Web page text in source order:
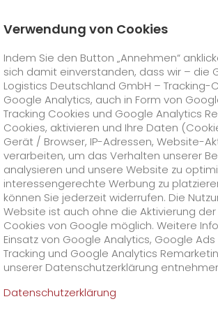
GO! Courier
GO! City
GO!Direct
GO!Same Day
GO! Touren
GO!On-Board-Courier
GO!Air Charter
GO! Express
GO!Overnight
Preise
Treibstoffzuschlag Overnight
>
GO!Worldwide
Treibstoffzuschlag Worldwide
>
GO! Solutions
Branchenlösungen
GO! Healthcare
GO!Hightech
GO!Media & Trade
Besondere Versandinhalte
GO!Tierversand
GO!Gefahrgut
Besondere Versandanforderungen
GO!Freight-Service
GO! Value Added Services
Online Services
GO! Kundenportal
Kundenportal Registrierung
IT Anbindungen
Unternehmen
Ausbildung als Kaufmann (m/w/d)
Büromanagement in Amberg 2025
Verwendung von Cookies
Indem Sie den Button „Annehmen“
sich damit einverstanden, dass wir – die
Logistics Deutschland GmbH – Tracking-
Google Analytics, auch in Form von
Tracking Cookies und Google Analytics
Cookies, aktivieren und Ihre Daten
Gerät / Browser, IP-Adressen, Website-
verarbeiten, um das Verhalten unserer
analysieren und unsere Website zu
interessengerechte Werbung zu
können Sie jederzeit widerrufen. Die
Website ist auch ohne die Aktivierung
Cookies von Google möglich. Weitere
Einsatz von Google Analytics, Google
Tracking und Google Analytics
unserer Datenschutzerklärung
Datenschutzerklärung